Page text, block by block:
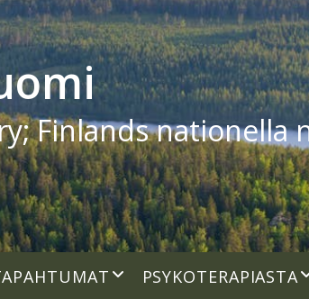
Finlands nationella
open
dropdown
PSYKOTERAPIASTA